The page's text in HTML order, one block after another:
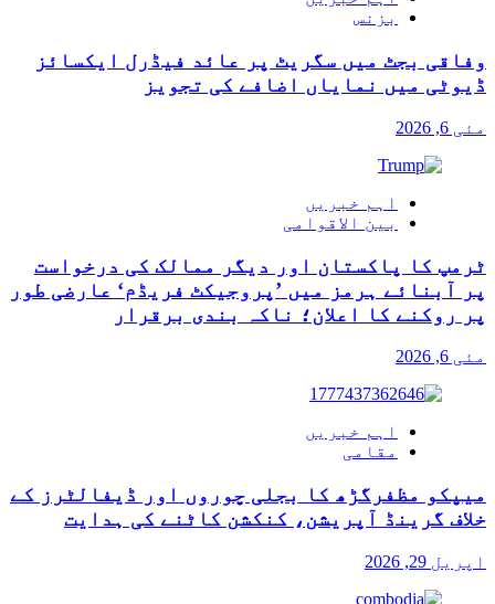
بزنس
وفاقی بجٹ میں سگریٹ پر عائد فیڈرل ایکسائز
ڈیوٹی میں نمایاں اضافے کی تجویز
مئی 6, 2026
اہم خبریں
بین الاقوامی
ٹرمپ کا پاکستان اور دیگر ممالک کی درخواست
پر آبنائے ہرمز میں ’پروجیکٹ فریڈم‘ عارضی طور
پر روکنے کا اعلان؛ ناکہ بندی برقرار
مئی 6, 2026
اہم خبریں
مقامی
میپکو مظفرگڑھ کا بجلی چوروں اور ڈیفالٹرز کے
خلاف گرینڈ آپریشن، کنکشن کاٹنے کی ہدایت
اپریل 29, 2026